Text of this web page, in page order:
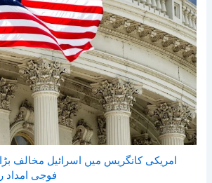
امریکی کانگریس میں اسرائیل مخالف
فوجی امداد